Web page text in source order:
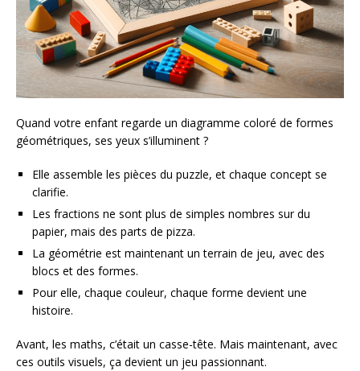
Quand votre enfant regarde un diagramme coloré de formes
géométriques, ses yeux s’illuminent ?
Elle assemble les pièces du puzzle, et chaque concept se
clarifie.
Les fractions ne sont plus de simples nombres sur du
papier, mais des parts de pizza.
La géométrie est maintenant un terrain de jeu, avec des
blocs et des formes.
Pour elle, chaque couleur, chaque forme devient une
histoire.
Avant, les maths, c’était un casse-tête. Mais maintenant, avec
ces outils visuels, ça devient un jeu passionnant.